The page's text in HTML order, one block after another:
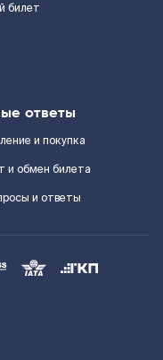
билет
ответы
и покупка
и обмен билета
и ответы